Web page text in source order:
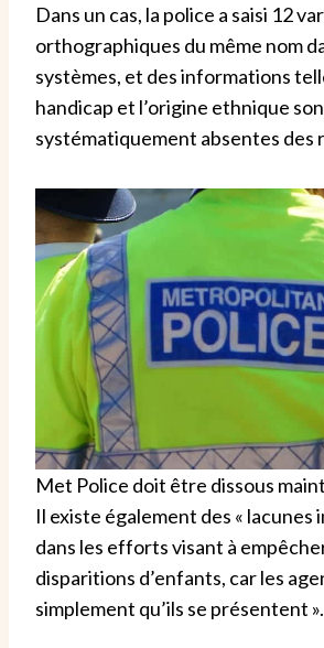
Dans un cas, la police a saisi 12
orthographiques du même nom
systèmes, et des informations
handicap et l’origine ethnique
systématiquement absentes des
Met Police doit être dissous
Il existe également des « lacunes
dans les efforts visant à
disparitions d’enfants, car les
simplement qu’ils se présentent ».